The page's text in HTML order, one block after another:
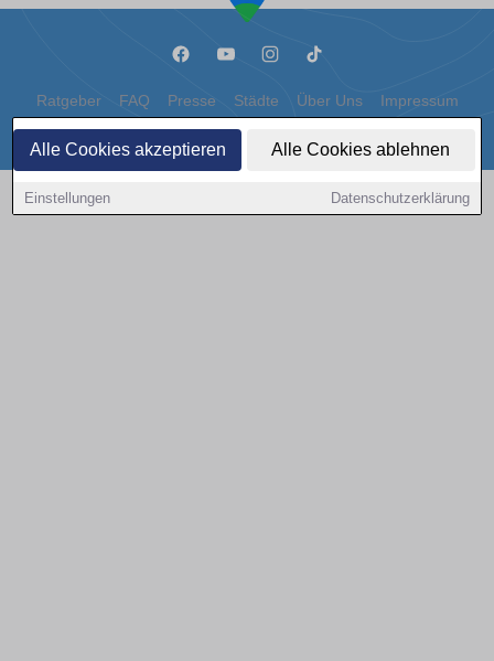
Alle Cookies akzeptieren Alle Cookies ablehnen
Einstellungen Datenschutzerklärung
Ratgeber FAQ Presse Städte Über Uns Impressum
Datenschutz Cookies
Copyright © 2000 - 2026 | 1A Infosysteme GmbH | Content by: 1a-sites-autos